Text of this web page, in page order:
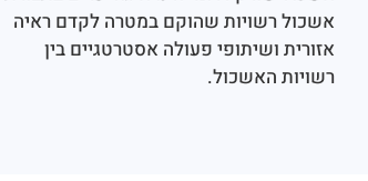
אשכול רשויות שהוקם במטרה לקדם ראיה
אזורית ושיתופי פעולה אסטרטגיים בין
רשויות האשכול.